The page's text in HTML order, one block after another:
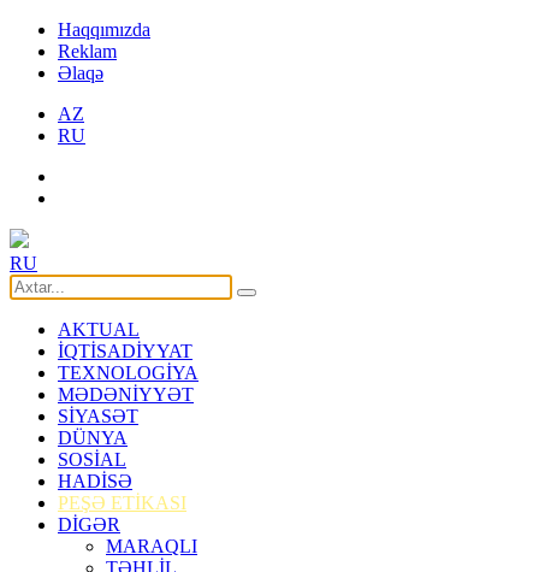
Haqqımızda
Reklam
Əlaqə
AZ
RU
RU
AKTUAL
İQTİSADİYYAT
TEXNOLOGİYA
MƏDƏNİYYƏT
SİYASƏT
DÜNYA
SOSİAL
HADİSƏ
PEŞƏ ETİKASI
DİGƏR
MARAQLI
TƏHLİL